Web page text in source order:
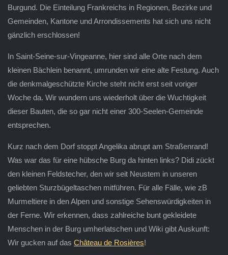
Burgund. Die Einteilung Frankreichs in Regionen, Bezirke und
Gemeinden, Kantone und Arrondissements hat sich uns nicht
gänzlich erschlossen!
In Saint-Seine-sur-Vingeanne, hier sind alle Orte nach dem
kleinen Bächlein benannt, umrunden wir eine alte Festung. Auch
die denkmalgeschützte Kirche steht nicht erst seit voriger
Woche da. Wir wundern uns wiederholt über die Wuchtigkeit
dieser Bauten, die so gar nicht einer 300-Seelen-Gemeinde
entsprechen.
Kurz nach dem Dorf stoppt Angelika abrupt am Straßenrand!
Was war das für eine hübsche Burg da hinten links? Didi zückt
den kleinen Feldstecher, den wir seit Neustem in unseren
geliebten Sturzbügeltaschen mitführen. Für alle Fälle, wie zB
Murmeltiere in den Alpen und sonstige Sehenswürdigkeiten in
der Ferne. Wir erkennen, dass zahlreiche bunt gekleidete
Menschen in der Burg umherlatschen und Wiki gibt Auskunft:
Wir gucken auf das Château de Rosières!